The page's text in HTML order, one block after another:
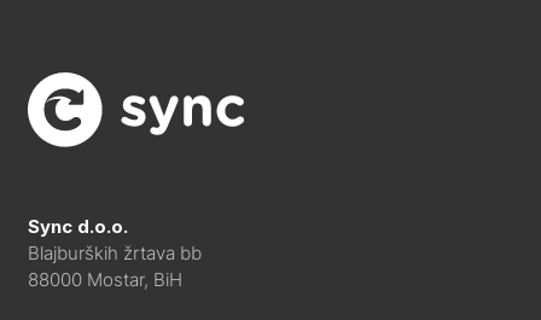
Sync d.o.o.
Blajburških žrtava bb
88000 Mostar, BiH